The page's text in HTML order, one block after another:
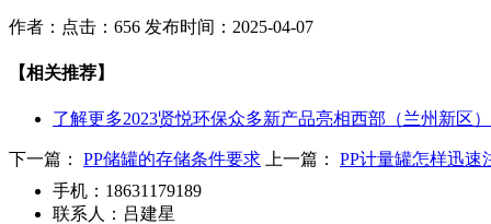
作者： 点击：656 发布时间：2025-04-07
【相关推荐】
了解更多2023贤悦环保众多新产品亮相西部（兰州新区
下一篇： PP储罐的存储条件要求 上一篇： PP计量罐怎样迅速
手机： 18631179189
联系人： 吕建星